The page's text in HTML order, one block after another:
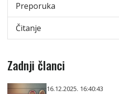
Preporuka
Čitanje
Zadnji članci
16.12.2025. 16:40:43